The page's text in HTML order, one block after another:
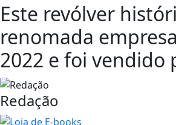
Este revólver
renomada
2022 e foi vendido
Redação